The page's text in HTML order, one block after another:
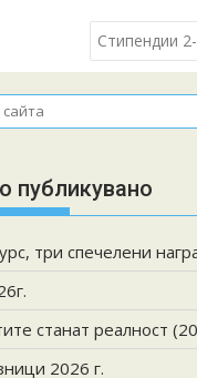
Стипендии
публикувано
три спечелени
станат реалност
2026 г.